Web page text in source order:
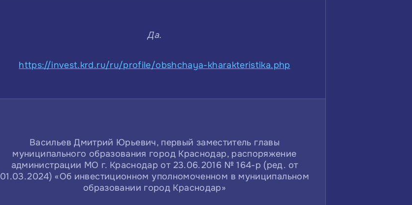
Да.
https://invest.krd.ru/ru/profile/obshchaya-kharakteristika.php
Васильев Дмитрий Юрьевич, первый заместитель главы
муниципального образования город Краснодар, распоряжение
администрации МО г. Краснодар от 23.06.2016 № 164-р (ред. от
01.03.2024) «Об инвестиционном уполномоченном в муниципальном
образовании город Краснодар»